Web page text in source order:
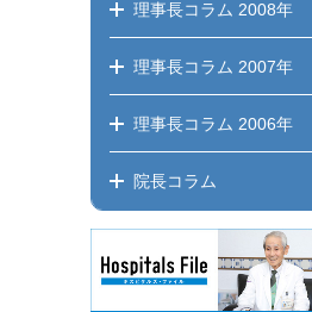
理事長コラム 2008年
理事長コラム 2007年
理事長コラム 2006年
院長コラム